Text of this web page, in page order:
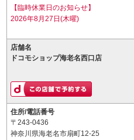
【臨時休業日のお知らせ】
2026年8月27日(木曜)
店舗名
ドコモショップ海老名西口店
住所/電話番号
〒243-0436
神奈川県海老名市扇町12-25